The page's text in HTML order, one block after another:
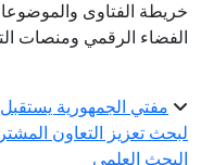
خريطة الفتاوى والموضوعات
الفضاء الرقمي ومنصات
مفتي الجمهورية
لبحث تعزيز التعاون
البحث العلمي